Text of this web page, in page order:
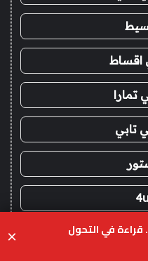
اقساط
تابي
الايدي
في التحول ×